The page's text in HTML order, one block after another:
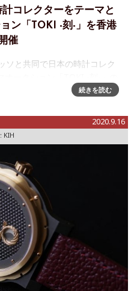
コレクターをテーマと
ン「TOKI -刻-」を香港
催
ソと共同で日本の時計コレク
日に、日本の時計コレクター
続きを読む
2020.9.16
KIH